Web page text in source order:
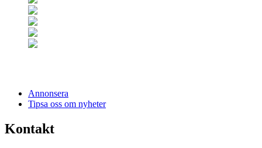
Annonsera
Tipsa oss om nyheter
Kontakt